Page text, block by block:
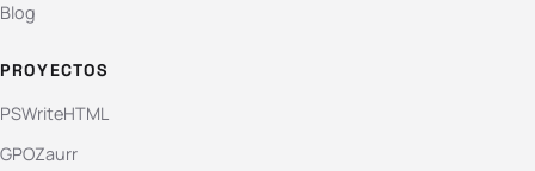
Blog
PROYECTOS
PSWriteHTML
GPOZaurr